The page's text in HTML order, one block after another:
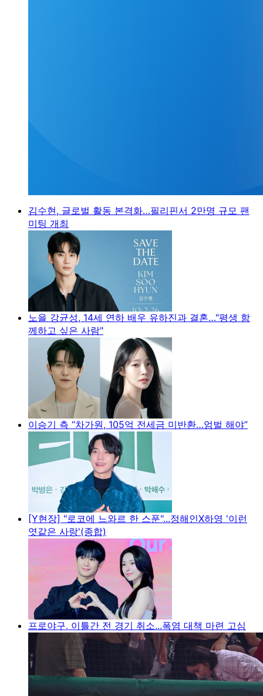
김수현, 글로벌 활동 본격화…필리핀서 2만명 규모 팬
미팅 개최
노을 강균성, 14세 연하 배우 유하진과 결혼…"평생 함
께하고 싶은 사람"
이승기 측 “차가원, 105억 전세금 미반환…엄벌 해야”
[Y현장] "로코에 느와르 한 스푼"...정해인X하영 '이런
엿같은 사랑'(종합)
프로야구, 이틀간 전 경기 취소...폭염 대책 마련 고심